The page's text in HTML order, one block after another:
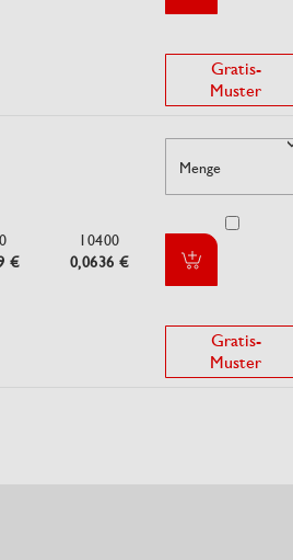
Gratis-
Muster
€
10400
0,0636 €
Menge
Gratis-
Muster